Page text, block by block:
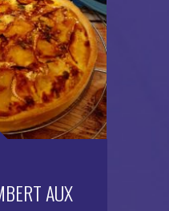
AUX